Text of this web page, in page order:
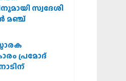
സ്വദേശി
മഞ്ച്
പ്രമോദ്